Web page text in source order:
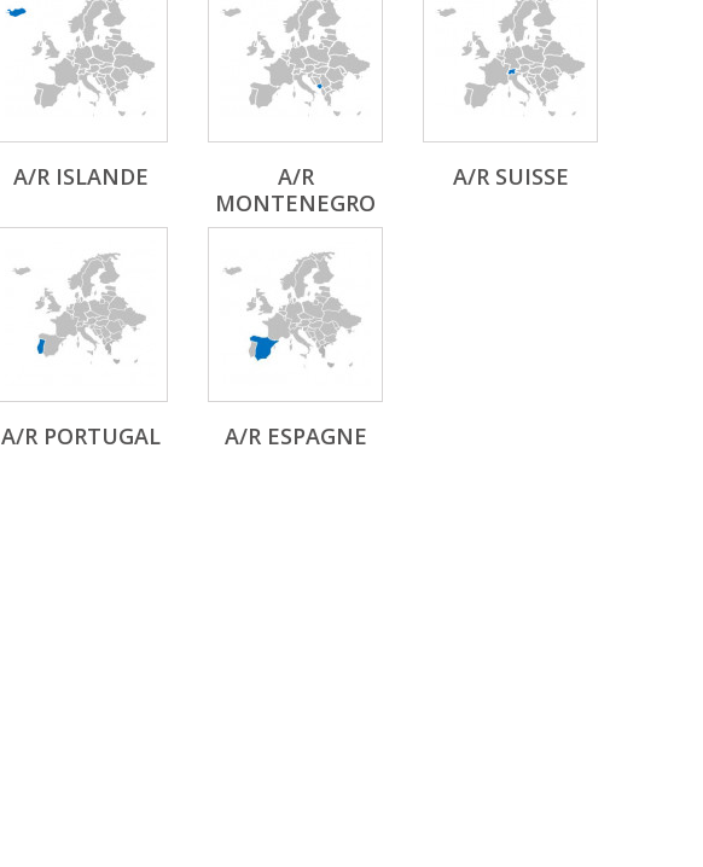
A/R ISLANDE
A/R
MONTENEGRO
A/R SUISSE
A/R PORTUGAL A/R ESPAGNE